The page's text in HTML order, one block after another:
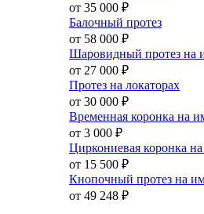
от 35 000 ₽
Балочный протез
от 58 000 ₽
Шаровидный протез на
от 27 000 ₽
Протез на локаторах
от 30 000 ₽
Временная коронка на
от 3 000 ₽
Циркониевая коронка
от 15 500 ₽
Кнопочный протез на
от 49 248 ₽